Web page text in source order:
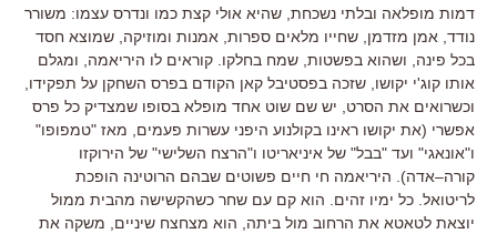
דמות מופלאה ובלתי נשכחת שהיא אולי קצת כמו ונדרס עצמו: משורר
נודד אמן מזדמן שחייו מלאים ספרות אמנות ומוזיקה שמוצא חסד
בכל פינה
ושהוא בפשטות שמח בחלקו קוראים לו היריאמה
ומגלם
אותו קוג'י יקושו שזכה בפסטיבל קאן הקודם בפרס השחקן על תפקידו
וכשרואים את הסרט
יש שם שוט אחד מופלא בסופו שמצדיק כל פרס
אפשרי (את יקושו ראינו בקולנוע היפני עשרות פעמים מאז "טמפופו"
ו"אונאגי" ועד "בבל" של איניאריטו ו"הרצח השלישי" של הירוקזו
קורה–אדה). היריאמה חי חיים פשוטים שבהם הרוטינה הופכת
לריטואל כל ימיו זהים
הוא קם עם שחר כשהקשישה מהבית ממול
יוצאת לטאטא את הרחוב מול ביתה
הוא מצחצח שיניים
משקה את